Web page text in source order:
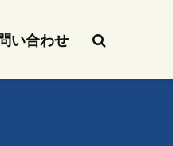
い合わせ